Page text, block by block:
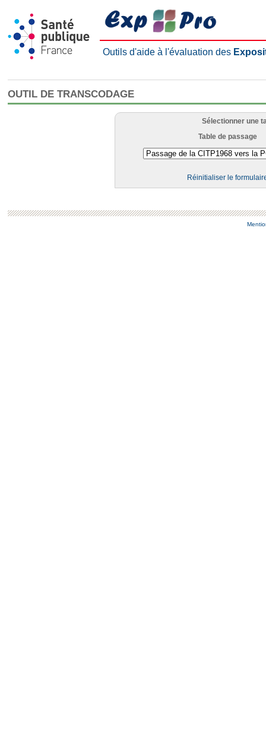
Outils d'aide à l'évaluation des
OUTIL DE TRANSCODAGE
Sélectionner une
Table de passage
Réinitialiser le